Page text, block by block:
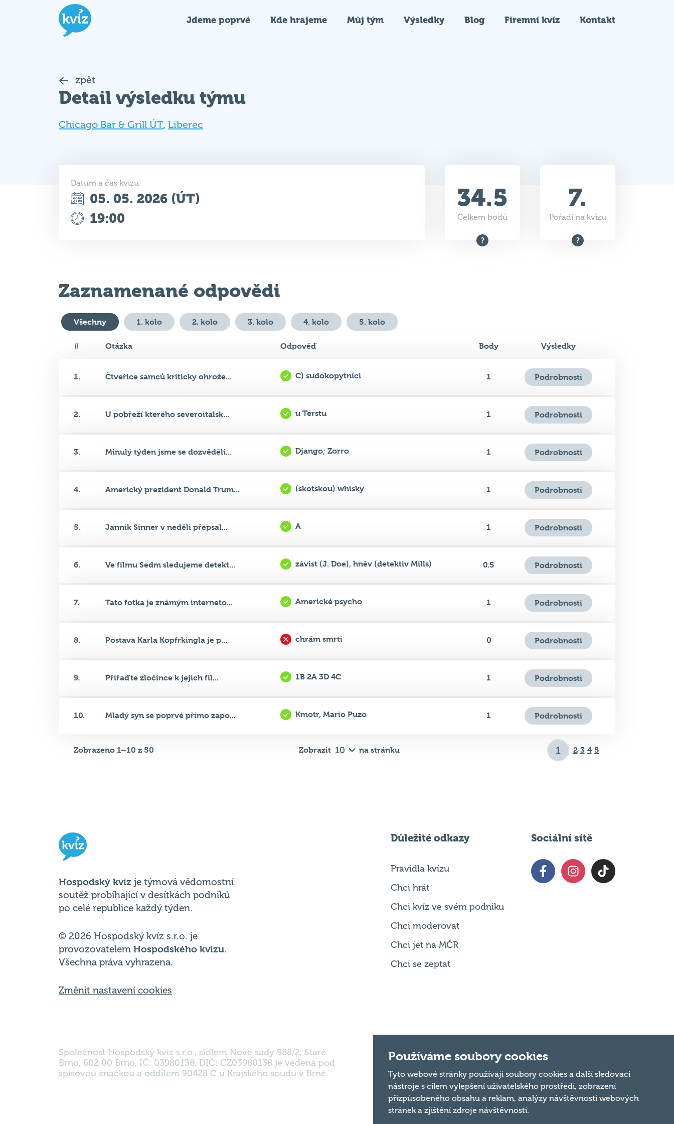
Jdeme poprvé Kde hrajeme Můj tým Výsledky Blog Firemní kvíz Kontakt
Detail výsledku týmu
Datum a čas kvízu
34.5 7.
Zaznamenané odpovědi
# Otázka Odpověď Body Výsledky
1. Čtveřice samců kriticky ohrože... C) sudokopytníci 1 Podrobnosti
2. U pobřeží kterého severoitalsk... u Terstu 1 Podrobnosti
3. Minulý týden jsme se dozvěděli... Django; Zorro 1 Podrobnosti
4. Americký prezident Donald Trum... (skotskou) whisky 1 Podrobnosti
5. Jannik Sinner v neděli přepsal... A 1 Podrobnosti
6. Ve filmu Sedm sledujeme detekt... závist (J. Doe), hněv (detektiv Mills) 0.5 Podrobnosti
7. Tato fotka je známým interneto... Americké psycho 1 Podrobnosti
8. Postava Karla Kopfrkingla je p... chrám smrti 0 Podrobnosti
9. Přiřaďte zločince k jejich fil... 1B 2A 3D 4C 1 Podrobnosti
10. Mladý syn se poprvé přímo zapo... Kmotr, Mario Puzo Podrobnosti
soutěž probíhající v desítkách podniků
po celé republice každý týden.
provozovatelemHospodského kvízu
Důležité odkazy
Pravidla kvízu
Chci hrát
Chci kvíz ve svém podniku
Chci moderovat
Sociální sítě
Nahoru
Používáme soubory cookies
Tyto webové stránky používají soubory cookies a další sledovací
nástroje s cílem vylepšení uživatelského prostředí, zobrazení
přizpůsobeného obsahu a reklam, analýzy návštěvnosti webových
stránek a zjištění zdroje návštěvnosti.